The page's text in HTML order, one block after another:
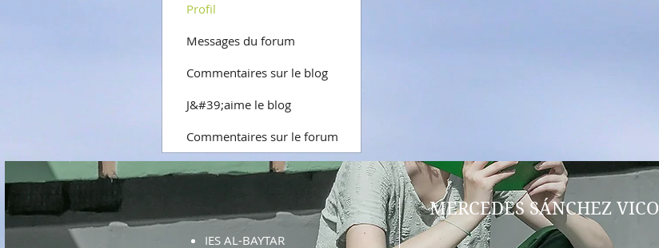
Profil
Messages du forum
Commentaires sur le blog
J&#39;aime le blog
Commentaires sur le forum
IES AL-BAYTAR
MERCEDES SÁNCHEZ VICO